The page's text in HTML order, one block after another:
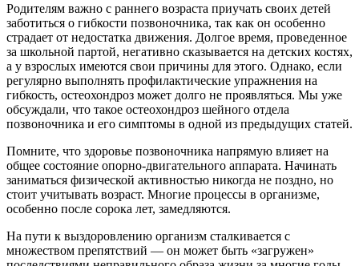
Родителям важно с раннего возраста приучать своих детей
заботиться о гибкости позвоночника, так как он особенно
страдает от недостатка движения. Долгое время, проведенное
за школьной партой, негативно сказывается на детских костях,
а у взрослых имеются свои причины для этого. Однако, если
регулярно выполнять профилактические упражнения на
гибкость, остеохондроз может долго не проявляться. Мы уже
обсуждали, что такое остеохондроз шейного отдела
позвоночника и его симптомы в одной из предыдущих статей.
Помните, что здоровье позвоночника напрямую влияет на
общее состояние опорно-двигательного аппарата. Начинать
заниматься физической активностью никогда не поздно, но
стоит учитывать возраст. Многие процессы в организме,
особенно после сорока лет, замедляются.
На пути к выздоровлению организм сталкивается с
множеством препятствий — он может быть «загружен»